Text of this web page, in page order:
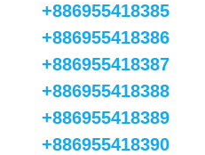
+886955418385
+886955418386
+886955418387
+886955418388
+886955418389
+886955418390